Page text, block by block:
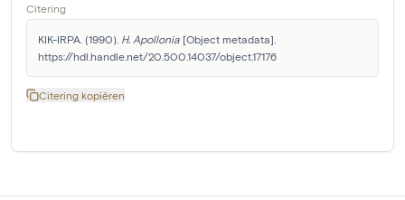
Citering
KIK-IRPA. (1990). H. Apollonia [Object metadata].
https://hdl.handle.net/20.500.14037/object.17176
Citering kopiëren